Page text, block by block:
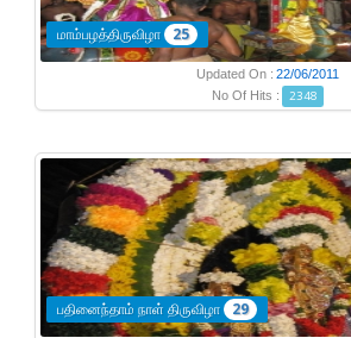
மாம்பழத்திருவிழா 25
Updated On : 22/06/2011
No Of Hits :
2348
பதினைந்தாம் நாள் திருவிழா 29